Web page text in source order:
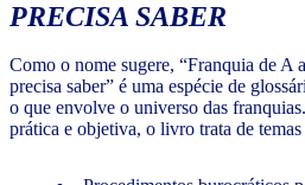
PRECISA SABER
Como o nome sugere, “Franquia de A
precisa saber” é uma espécie de
o que envolve o universo das
prática e objetiva, o livro trata de